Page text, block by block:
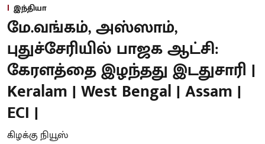
இந்தியா
மே.வங்கம், அஸ்ஸாம்,
புதுச்சேரியில் பாஜக ஆட்சி:
கேரளத்தை இழந்தது இடதுசாரி |
Keralam | West Bengal | Assam |
ECI |
கிழக்கு நியூஸ்